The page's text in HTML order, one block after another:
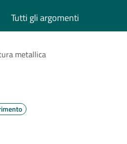
Tutti gli argomenti
metallica